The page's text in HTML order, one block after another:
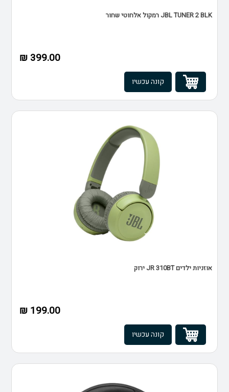
JBL TUNER 2 BLK רמקול אלחוטי שחור
399.00 ₪
קונה עכשיו
אוזניות ילדים JR 310BT ירוק
199.00 ₪
קונה עכשיו